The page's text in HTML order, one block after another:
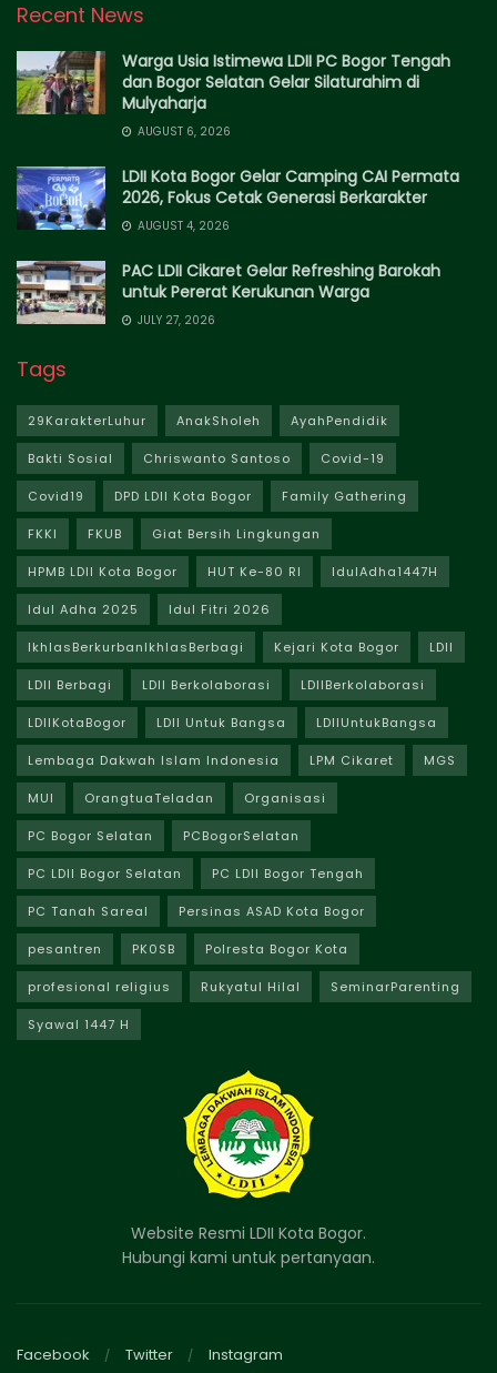
Recent News
Warga Usia Istimewa LDII PC Bogor Tengah
dan Bogor Selatan Gelar Silaturahim di
Mulyaharja
AUGUST 6, 2026
LDII Kota Bogor Gelar Camping CAI Permata
2026, Fokus Cetak Generasi Berkarakter
AUGUST 4, 2026
PAC LDII Cikaret Gelar Refreshing Barokah
untuk Pererat Kerukunan Warga
JULY 27, 2026
Tags
29KarakterLuhur AnakSholeh AyahPendidik
Bakti Sosial Chriswanto Santoso Covid-19
Covid19 DPD LDII Kota Bogor Family Gathering
FKKI FKUB Giat Bersih Lingkungan
HPMB LDII Kota Bogor HUT Ke-80 RI IdulAdha1447H
Idul Adha 2025 Idul Fitri 2026
IkhlasBerkurbanIkhlasBerbagi Kejari Kota Bogor LDII
LDII Berbagi LDII Berkolaborasi LDIIBerkolaborasi
LDIIKotaBogor LDII Untuk Bangsa LDIIUntukBangsa
Lembaga Dakwah Islam Indonesia LPM Cikaret MGS
MUI OrangtuaTeladan Organisasi
PC Bogor Selatan PCBogorSelatan
PC LDII Bogor Selatan PC LDII Bogor Tengah
PC Tanah Sareal Persinas ASAD Kota Bogor
pesantren PK0SB Polresta Bogor Kota
profesional religius Rukyatul Hilal SeminarParenting
Syawal 1447 H
Website Resmi LDII Kota Bogor.
Hubungi kami untuk pertanyaan.
Facebook Twitter Instagram